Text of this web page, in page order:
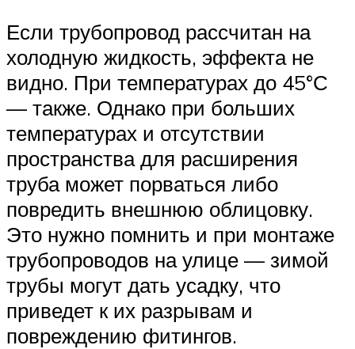
Если трубопровод рассчитан на
холодную жидкость, эффекта не
видно. При температурах до 45°С
— также. Однако при больших
температурах и отсутствии
пространства для расширения
труба может порваться либо
повредить внешнюю облицовку.
Это нужно помнить и при монтаже
трубопроводов на улице — зимой
трубы могут дать усадку, что
приведет к их разрывам и
повреждению фитингов.